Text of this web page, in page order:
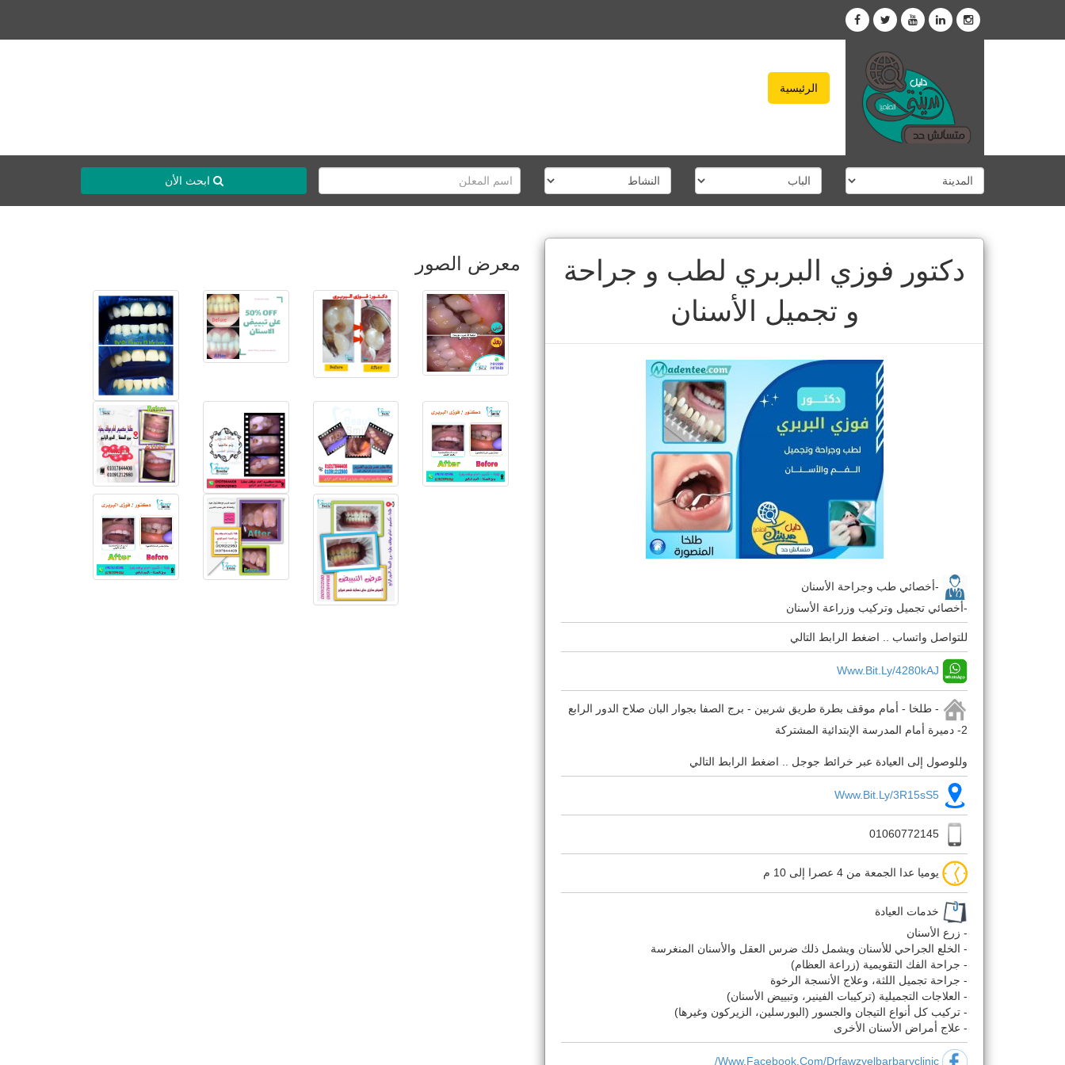
الرئيسية
ابحث الأن
دكتور فوزي البربري لطب و جراحة
و تجميل الأسنان
-أخصائي طب وجراحة الأسنان
-أخصائي تجميل وتركيب وزراعة الأسنان
للتواصل واتساب .. اضغط الرابط التالي
Www.bit.ly/4280kAJ
- طلخا - أمام موقف بطرة طريق شربين - برج الصفا بجوار البان صلاح الدور الرابع
2- دميرة أمام المدرسة الإبتدائية المشتركة
وللوصول إلى العيادة عبر خرائط جوجل .. اضغط الرابط التالي
Www.bit.ly/3R15sS5
يوميا عدا الجمعة من 4 عصرا إلى 10 م
خدمات العيادة
- زرع الأسنان
- الخلع الجراحي للأسنان ويشمل ذلك ضرس العقل والأسنان المنغرسة
- جراحة الفك التقويمية (زراعة العظام)
- جراحة تجميل اللثة، وعلاج الأنسجة الرخوة
- العلاجات التجميلية (تركيبات الفينير، وتبييض الأسنان)
- تركيب كل أنواع التيجان والجسور (البورسلين، الزيركون وغيرها)
- علاج أمراض الأسنان الأخرى
Www.facebook.com/drfawzyelbarbaryclinic/
معرض الصور